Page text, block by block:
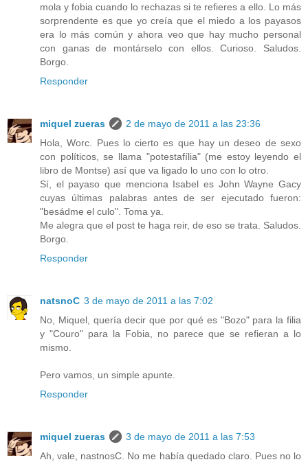
mola y fobia cuando lo rechazas si te refieres a ello. Lo más
sorprendente es que yo creía que el miedo a los payasos
era lo más común y ahora veo que hay mucho personal
con ganas de montárselo con ellos. Curioso. Saludos.
Borgo.
Responder
miquel zueras
2 de mayo de 2011 a las 23:36
Hola, Worc. Pues lo cierto es que hay un deseo de sexo
con políticos, se llama "potestafília" (me estoy leyendo el
libro de Montse) así que va ligado lo uno con lo otro.
Sí, el payaso que menciona Isabel es John Wayne Gacy
cuyas últimas palabras antes de ser ejecutado fueron:
"besádme el culo". Toma ya.
Me alegra que el post te haga reir, de eso se trata. Saludos.
Borgo.
Responder
natsnoC 3 de mayo de 2011 a las 7:02
No, Miquel, quería decir que por qué es "Bozo" para la filia
y "Couro" para la Fobia, no parece que se refieran a lo
mismo.
Pero vamos, un simple apunte.
Responder
miquel zueras
3 de mayo de 2011 a las 7:53
Ah, vale, nastnosC. No me había quedado claro. Pues no lo